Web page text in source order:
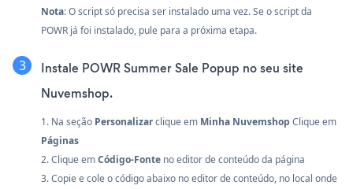
Nota: O script só precisa ser instalado uma vez. Se o script da
POWR já foi instalado, pule para a próxima etapa.
Instale POWR Summer Sale Popup no seu site
Nuvemshop.
1. Na seção Personalizarclique em Minha Nuvemshop Clique em
Páginas
2. Clique emCódigo-Fonte no editor de conteúdo da página
3. Copie e cole o código abaixo no editor de conteúdo, no local onde